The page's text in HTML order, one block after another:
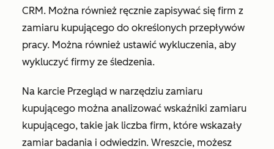
CRM. Można również ręcznie zapisywać się firm z
zamiaru kupującego do określonych przepływów
pracy. Można również ustawić wykluczenia, aby
wykluczyć firmy ze śledzenia.
Na karcie Przegląd w narzędziu zamiaru
kupującego można analizować wskaźniki zamiaru
kupującego, takie jak liczba firm, które wskazały
zamiar badania i odwiedzin. Wreszcie, możesz